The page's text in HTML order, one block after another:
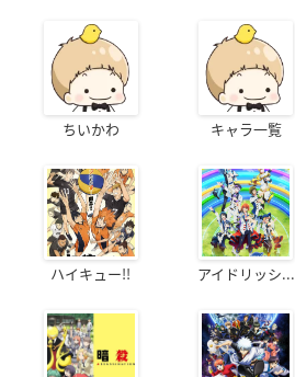
ちいかわ キャラ一覧
ハイキュー!! アイドリッシ...